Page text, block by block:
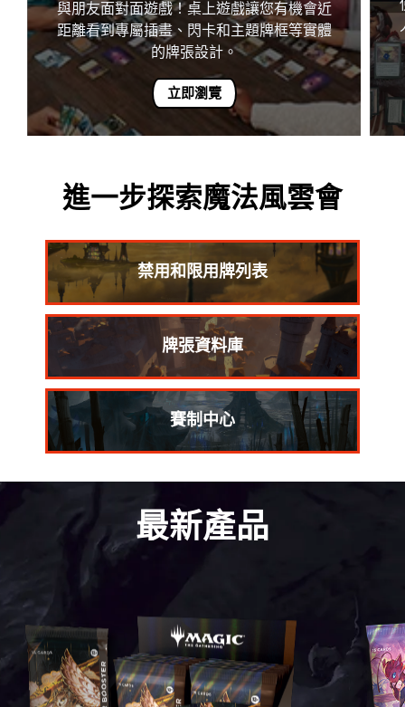
與朋友面對面遊戲！桌上遊戲讓您有機會近
距離看到專屬插畫、閃卡和主題牌框等實體
的牌張設計。
立即瀏覽
進一步探索魔法風雲會
禁用和限用牌列表
牌張資料庫
賽制中心
最新產品